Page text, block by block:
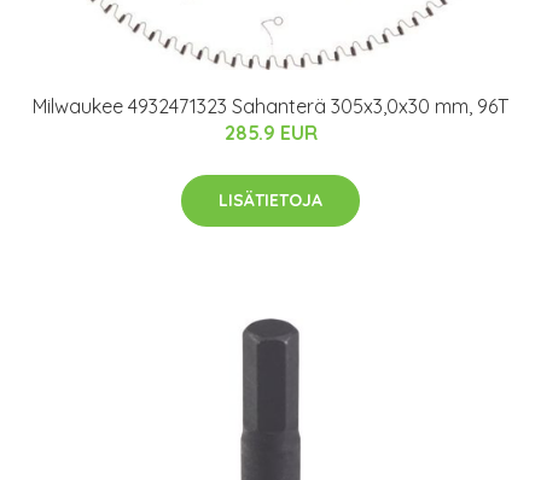
Milwaukee 4932471323 Sahanterä 305x3,0x30 mm, 96T
285.9 EUR
LISÄTIETOJA